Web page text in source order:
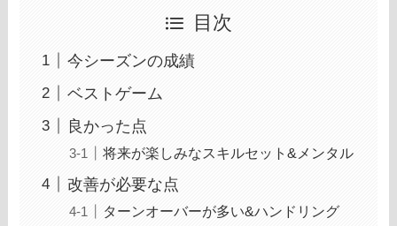
目次
今シーズンの成績
ベストゲーム
良かった点
将来が楽しみなスキルセット&メンタル
改善が必要な点
ターンオーバーが多い&ハンドリング